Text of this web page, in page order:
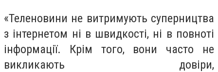
«Теленовини не витримують суперництва
з інтернетом ні в швидкості, ні в повноті
інформації. Крім того, вони часто не
викликають довіри,